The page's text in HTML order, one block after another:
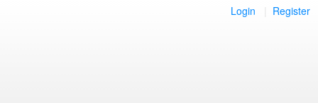
Login Register